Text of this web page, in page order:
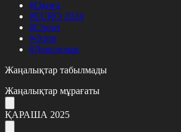
#Оқиға
#EURO 2024
#Спорт
#Әлем
#Денсаулық
Жаңалықтар табылмады
Жаңалықтар мұрағаты
ҚАРАША 2025